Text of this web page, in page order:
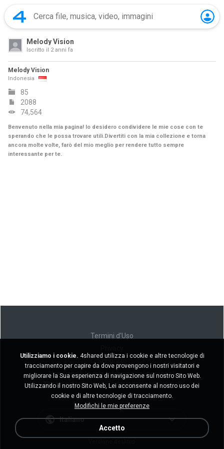
Melody Vision
Iscritto il 2 anni fa
Melody Vision
Indonesia
85
2088
74,564
Benvenuto nella mia pagina! Io desidero condividere le mie cose con te
sperando che le possa trovare utili.Divertiti con la mia collezione e torna
ancora molte volte, farò del mio meglio per rendere tutto sempre
interessante per te.
Termini d'Uso
Non venda le mie informazioni personali
Non condivida le mie informazioni personali
Italiano
Utilizziamo i cookie. 4shared utilizza i cookie e altre tecnologie di
tracciamento per capire da dove provengono i nostri visitatori e
migliorare la Sua esperienza di navigazione sul nostro Sito Web.
Utilizzando il nostro Sito Web, Lei acconsente al nostro uso dei
cookie e di altre tecnologie di tracciamento.
Modifichi le mie preferenze
Accetto